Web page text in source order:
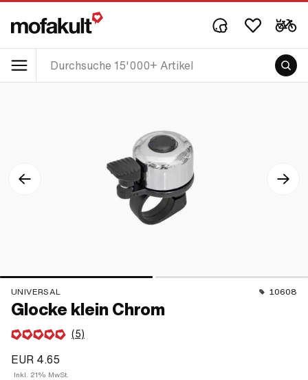
UNIVERSAL 10608
Glocke klein Chrom
(5)
EUR 4.65
Inkl. 21% MwSt.